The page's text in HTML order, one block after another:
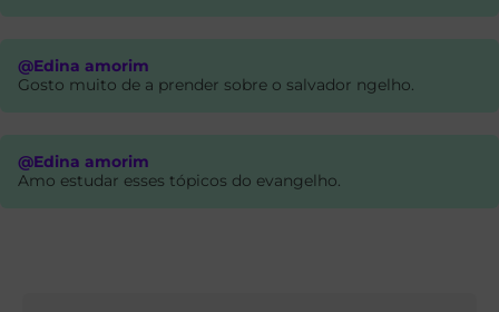
@Edina amorim
Gosto muito de a prender sobre o salvador ngelho.
@Edina amorim
Amo estudar esses tópicos do evangelho.